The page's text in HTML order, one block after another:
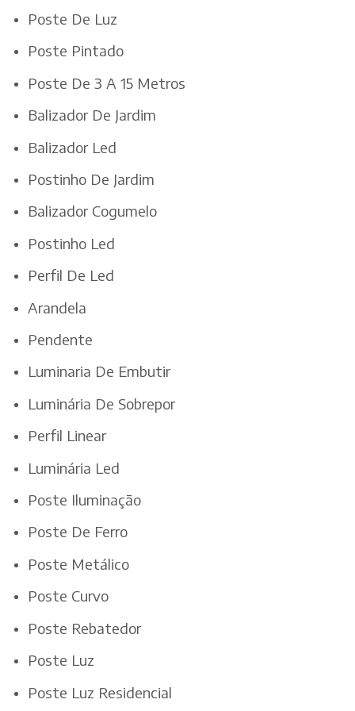
Poste De Luz
Poste Pintado
Poste De 3 A 15 Metros
Balizador De Jardim
Balizador Led
Postinho De Jardim
Balizador Cogumelo
Postinho Led
Perfil De Led
Arandela
Pendente
Luminaria De Embutir
Luminária De Sobrepor
Perfil Linear
Luminária Led
Poste Iluminação
Poste De Ferro
Poste Metálico
Poste Curvo
Poste Rebatedor
Poste Luz
Poste Luz Residencial